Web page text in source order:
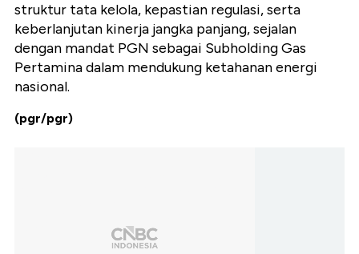
struktur tata kelola, kepastian regulasi, serta
keberlanjutan kinerja jangka panjang, sejalan
dengan mandat PGN sebagai Subholding Gas
Pertamina dalam mendukung ketahanan energi
nasional.
(pgr/pgr)